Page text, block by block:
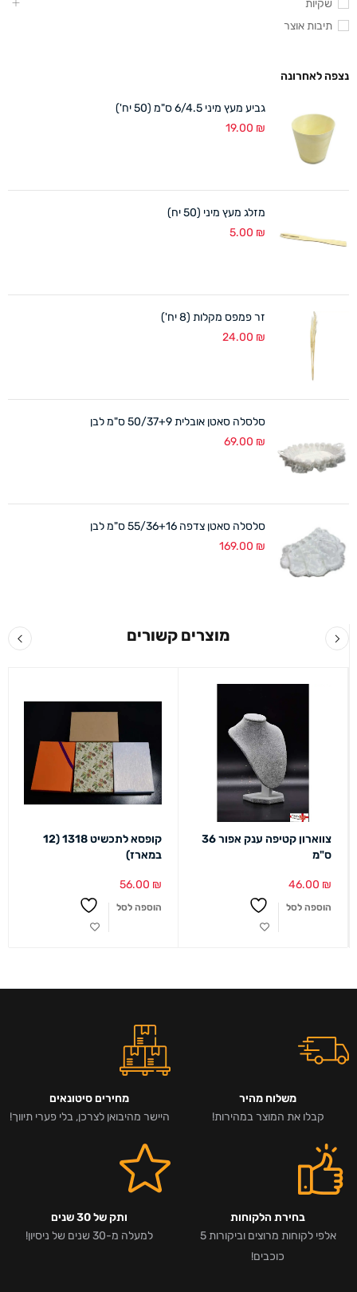
שקיות
תיבות אוצר
נצפה לאחרונה
גביע מעץ מיני 6/4.5 ס"מ (50 יח')
19.00 ₪
מזלג מעץ מיני (50 יח)
5.00 ₪
זר פמפס מקלות (8 יח')
24.00 ₪
סלסלה סאטן אובלית 50/37+9 ס"מ לבן
69.00 ₪
סלסלה סאטן צדפה 55/36+16 ס"מ לבן
169.00 ₪
מוצרים קשורים
צווארון קטיפה ענק אפור 36
ס"מ
46.00 ₪
הוספה לסל
קופסא לתכשיט 1318 (12
במארז)
56.00 ₪
הוספה לסל
משלוח מהיר
קבלו את המוצר במהירות!
מחירים סיטונאים
היישר מהיבואן לצרכן, בלי פערי תיווך!
בחירת הלקוחות
אלפי לקוחות מרוצים וביקורות 5
כוכבים!
ותק של 30 שנים
למעלה מ-30 שנים של ניסיון!